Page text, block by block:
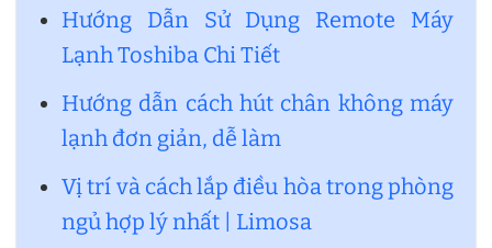
Hướng Dẫn Sử Dụng Remote Máy
Lạnh Toshiba Chi Tiết
Hướng dẫn cách hút chân không máy
lạnh đơn giản, dễ làm
Vị trí và cách lắp điều hòa trong phòng
ngủ hợp lý nhất | Limosa